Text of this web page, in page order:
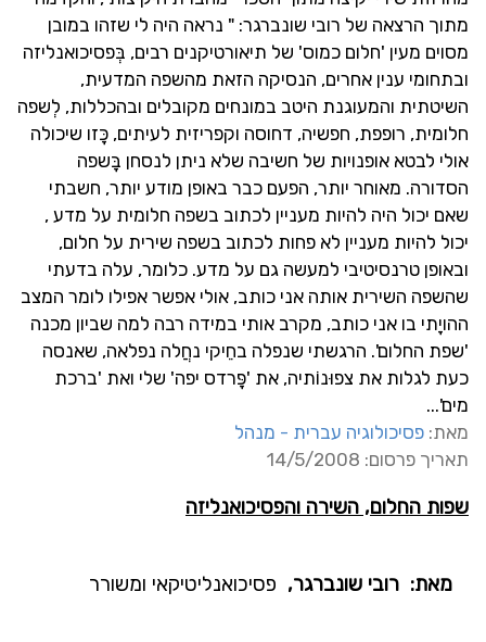
מתוך הרצאה של רובי שונברגר: " נראה היה לי שזהו במובן
מסוים מעין 'חלום כמוס' של תיאורטיקנים רבים, בְּפסיכואנליזה
ובתחומי ענין אחרים, הנסיקה הזאת מהשפה המדעית,
השיטתית והמעוגנת היטב במונחים מקובלים ובהכללות, לְשפה
חלומית, רופפת, חפשיה, דחוסה וקפריזית לעיתים, כָּזו שיכולה
אולי לבטא אופנויות של חשיבה שלא ניתן לנסחן בָּשפה
הסדורה. מאוחר יותר, הפעם כבר באופן מודע יותר, חשבתי
שאם יכול היה להיות מעניין לכתוב בשפה חלומית על מדע ,
יכול להיות מעניין לא פחות לכתוב בשפה שירית על חלום,
ובאופן טרנסיטיבי למעשה גם על מדע. כלומר, עלה בדעתי
שהשפה השירית אותה אני כותב, אולי אפשר אפילו לומר המצב
ההויָתי בו אני כותב, מקרב אותי במידה רבה למה שביון מכנה
'שפת החלום'. הרגשתי שנפלה בחֵיקי נחֲלה נפלאה, שאנסה
כעת לגלות את צפוּנוֹתיה, את 'פָּרדס יפה' שלי ואת 'ברכת
מים'...
מאת: פסיכולוגיה עברית - מנהל
תאריך פרסום: 14/5/2008
שפות החלום, השירה והפסיכואנליזה
מאת: רובי שונברגר, פסיכואנליטיקאי ומשורר